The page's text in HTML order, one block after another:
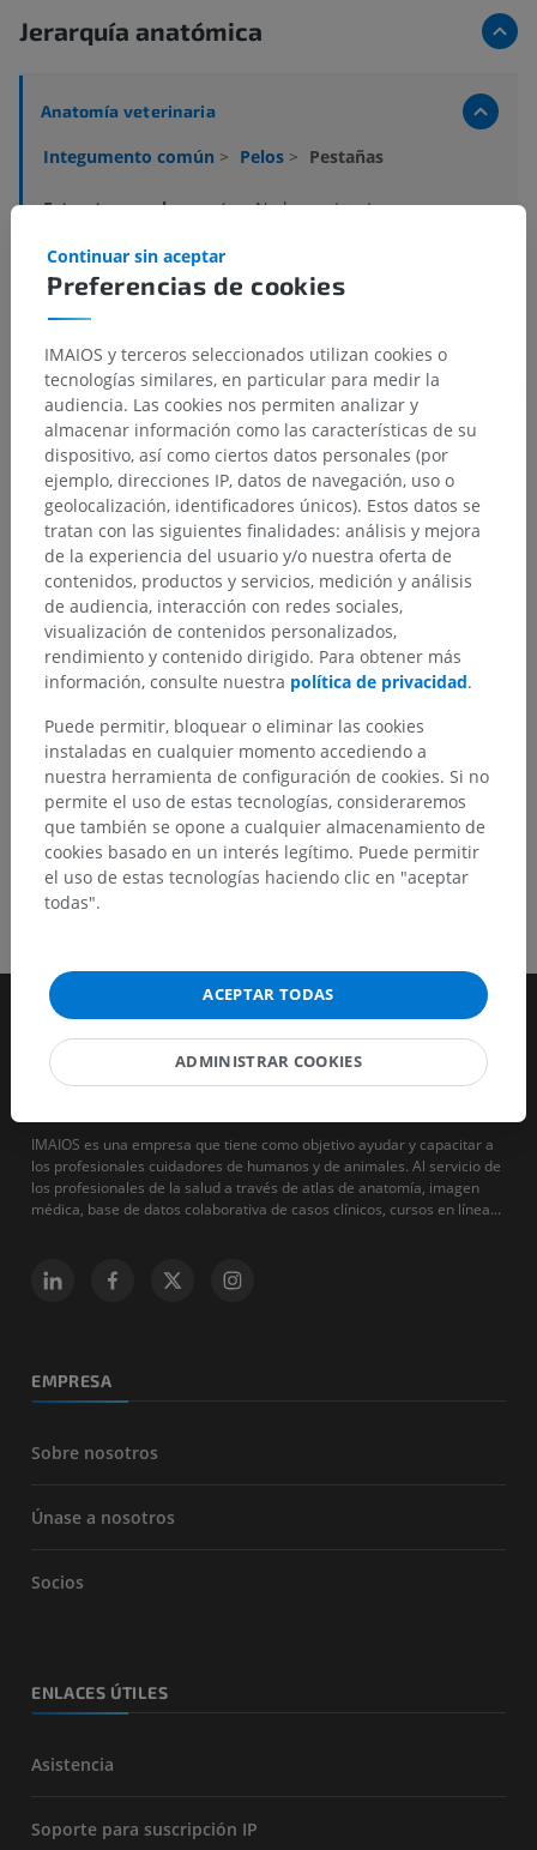
Jerarquía anatómica
Anatomía veterinaria
Integumento común > Pelos > Pestañas
Estructuras subyacentes:No hay estructuras
anatómica
Traducciones
¿Ha detectado un error?
No dude en sugerir una corrección, traducción o
mejora de contenido.
Reportar un error
IMAIOS es una empresa que tiene como objetivo ayudar y capacitar a
los profesionales cuidadores de humanos y de animales. Al servicio de
los profesionales de la salud a través de atlas de anatomía, imagen
médica, base de datos colaborativa de casos clínicos, cursos en línea...
EMPRESA
Sobre nosotros
Únase a nosotros
Socios
ENLACES ÚTILES
Asistencia
Soporte para suscripción IP
Preferencias de cookies
Continuar sin aceptar
IMAIOS y terceros seleccionados utilizan cookies o
tecnologías similares, en particular para medir la
audiencia. Las cookies nos permiten analizar y
almacenar información como las características de su
dispositivo, así como ciertos datos personales (por
ejemplo, direcciones IP, datos de navegación, uso o
geolocalización, identificadores únicos). Estos datos se
tratan con las siguientes finalidades: análisis y mejora
de la experiencia del usuario y/o nuestra oferta de
contenidos, productos y servicios, medición y análisis
de audiencia, interacción con redes sociales,
visualización de contenidos personalizados,
rendimiento y contenido dirigido. Para obtener más
información, consulte nuestra política de privacidad.
Puede permitir, bloquear o eliminar las cookies
instaladas en cualquier momento accediendo a
nuestra herramienta de configuración de cookies. Si no
permite el uso de estas tecnologías, consideraremos
que también se opone a cualquier almacenamiento de
cookies basado en un interés legítimo. Puede permitir
el uso de estas tecnologías haciendo clic en "aceptar
todas".
ACEPTAR TODAS
ADMINISTRAR COOKIES